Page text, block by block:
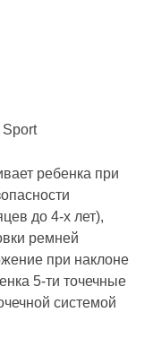
Sport
ребенка при
до 4-х лет),
ремней
при наклоне
5-ти точечные
системой